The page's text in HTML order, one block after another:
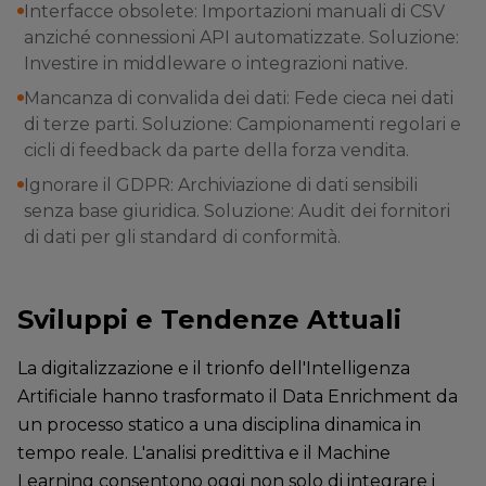
Interfacce obsolete: Importazioni manuali di CSV
anziché connessioni API automatizzate. Soluzione:
Investire in middleware o integrazioni native.
Mancanza di convalida dei dati: Fede cieca nei dati
di terze parti. Soluzione: Campionamenti regolari e
cicli di feedback da parte della forza vendita.
Ignorare il GDPR: Archiviazione di dati sensibili
senza base giuridica. Soluzione: Audit dei fornitori
di dati per gli standard di conformità.
Sviluppi e Tendenze Attuali
La digitalizzazione e il trionfo dell'Intelligenza
Artificiale hanno trasformato il Data Enrichment da
un processo statico a una disciplina dinamica in
tempo reale. L'analisi predittiva e il Machine
Learning consentono oggi non solo di integrare i